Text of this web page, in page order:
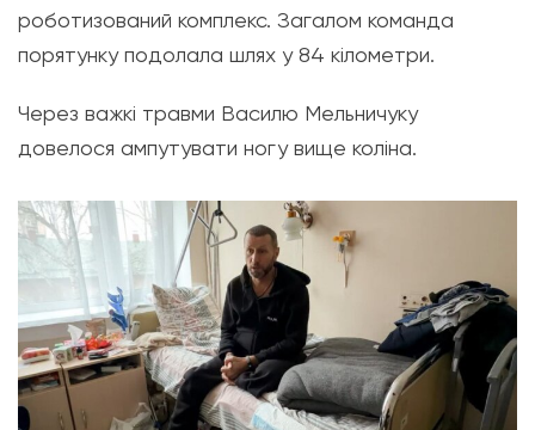
роботизований комплекс. Загалом команда
порятунку подолала шлях у 84 кілометри.
Через важкі травми Василю Мельничуку
довелося ампутувати ногу вище коліна.